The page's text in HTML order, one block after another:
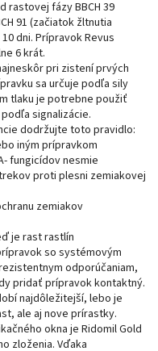
fázy BBCH 39
91 (začiatok žltnutia
dni. Prípravok Revus
6 krát.
pri zistení prvých
sa určuje podľa sily
tlaku je potrebne použiť
signalizácie.
dodržujte toto pravidlo:
iným prípravkom
fungicídov nesmie
proti plesni zemiakovej
zemiakov
je rast rastlín
so systémovým
odporúčaniam,
pridať prípravok kontaktný.
najdôležitejší, lebo je
ale aj nove prírastky.
okna je Ridomil Gold
zloženia. Vďaka